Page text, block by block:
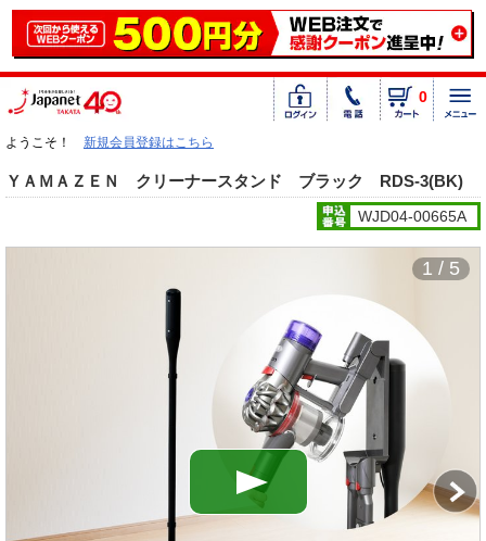
0
ようこそ！ 新規会員登録はこちら
ＹＡＭＡＺＥＮ クリーナースタンド ブラック RDS-3(BK)
WJD04-00665A
1 / 5